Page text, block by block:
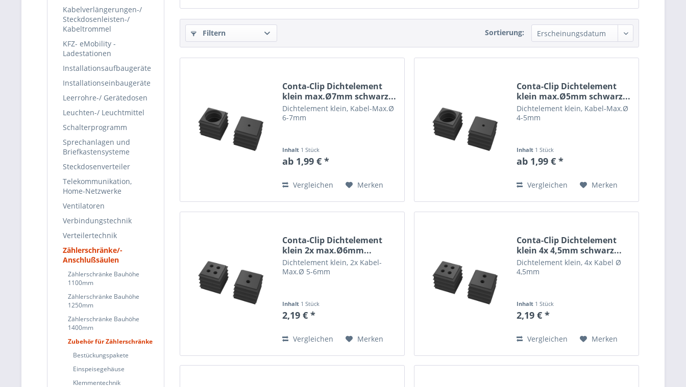
Kabelverlängerungen-/
Steckdosenleisten-/
Kabeltrommel
KFZ- eMobility -
Ladestationen
Installationsaufbaugeräte
Installationseinbaugeräte
Leerrohre-/ Gerätedosen
Leuchten-/ Leuchtmittel
Schalterprogramm
Sprechanlagen und
Briefkastensysteme
Steckdosenverteiler
Telekommunikation,
Home-Netzwerke
Ventilatoren
Verbindungstechnik
Verteilertechnik
Zählerschränke/-
Anschlußsäulen
Zählerschränke Bauhöhe
1100mm
Zählerschränke Bauhöhe
1250mm
Zählerschränke Bauhöhe
1400mm
Zubehör für Zählerschränke
Bestückungspakete
Einspeisegehäuse
Klemmentechnik
Filtern Sortierung:
Conta-Clip Dichtelement
klein max.Ø7mm schwarz...
Dichtelement klein, Kabel-Max.Ø
6-7mm
Inhalt 1 Stück
ab 1,99 € *
Vergleichen Merken
Conta-Clip Dichtelement
klein max.Ø5mm schwarz...
Dichtelement klein, Kabel-Max.Ø
4-5mm
Inhalt 1 Stück
ab 1,99 € *
Vergleichen Merken
Conta-Clip Dichtelement
klein 2x max.Ø6mm...
Dichtelement klein, 2x Kabel-
Max.Ø 5-6mm
Inhalt 1 Stück
2,19 € *
Vergleichen Merken
Conta-Clip Dichtelement
klein 4x 4,5mm schwarz...
Dichtelement klein, 4x Kabel Ø
4,5mm
Inhalt 1 Stück
2,19 € *
Vergleichen Merken